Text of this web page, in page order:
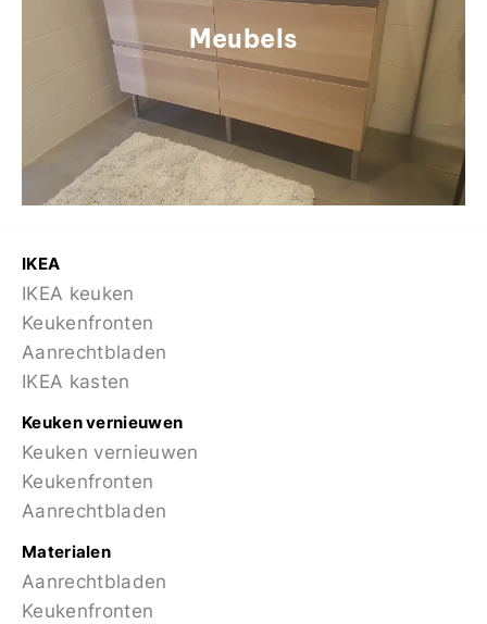
Meubels
IKEA
IKEA keuken
Keukenfronten
Aanrechtbladen
IKEA kasten
Keuken vernieuwen
Keuken vernieuwen
Keukenfronten
Aanrechtbladen
Materialen
Aanrechtbladen
Keukenfronten